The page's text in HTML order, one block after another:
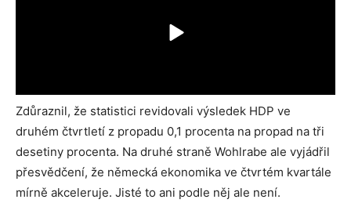
Zdůraznil, že statistici revidovali výsledek HDP ve
druhém čtvrtletí z propadu 0,1 procenta na propad na tři
desetiny procenta. Na druhé straně Wohlrabe ale vyjádřil
přesvědčení, že německá ekonomika ve čtvrtém kvartále
mírně akceleruje. Jisté to ani podle něj ale není.